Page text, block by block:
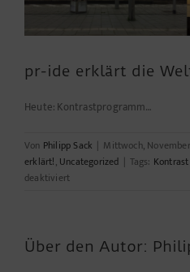
pr-ide erklärt die
Heute: Kontrastprogramm…
Von Philipp Sack | Mittwoch,
erklärt!, Uncategorized | Tags:
deaktiviertfür
die
Über den Autor: